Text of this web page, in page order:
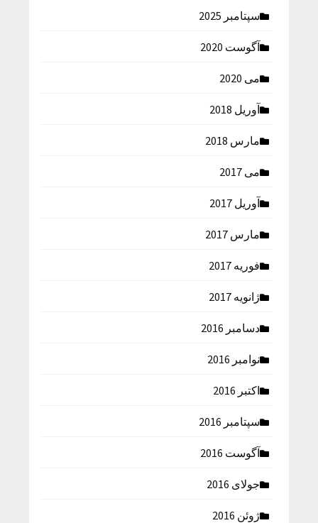
سپتامبر 2025
آگوست 2020
می 2020
آوریل 2018
مارس 2018
می 2017
آوریل 2017
مارس 2017
فوریه 2017
ژانویه 2017
دسامبر 2016
نوامبر 2016
اکتبر 2016
سپتامبر 2016
آگوست 2016
جولای 2016
ژوئن 2016